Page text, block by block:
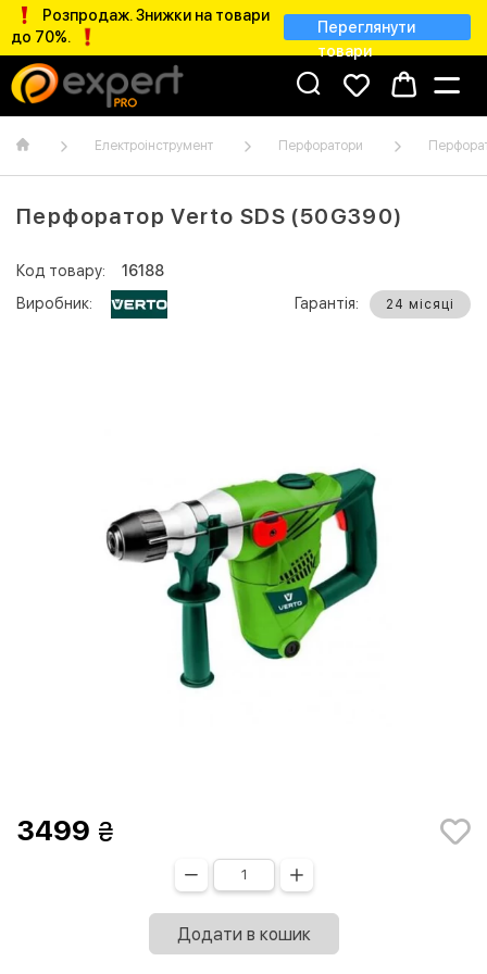
Розпродаж. Знижки на товари
до 70%.
Переглянути
товари
Електроінструмент Перфоратори
Перфоратор Verto SDS (50G390)
Код товару:
16188
Виробник:
Гарантія: 24 місяці
3499
Додати в кошик